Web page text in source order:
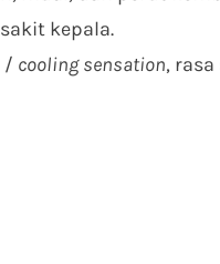
kepala.
/ cooling sensation,